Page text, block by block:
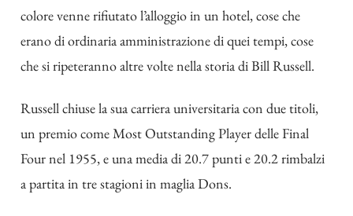
colore venne rifiutato l’alloggio in un hotel, cose che
erano di ordinaria amministrazione di quei tempi, cose
che si ripeteranno altre volte nella storia di Bill Russell.
Russell chiuse la sua carriera universitaria con due titoli,
un premio come Most Outstanding Player delle Final
Four nel 1955, e una media di 20.7 punti e 20.2 rimbalzi
a partita in tre stagioni in maglia Dons.